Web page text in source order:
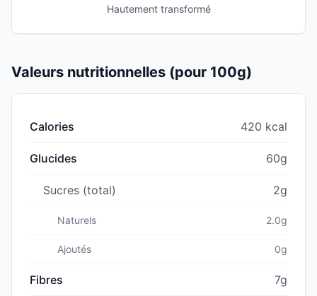
Hautement transformé
Valeurs nutritionnelles (pour 100g)
Calories 420 kcal
Glucides 60g
Sucres (total) 2g
Naturels 2.0g
Ajoutés 0g
Fibres 7g